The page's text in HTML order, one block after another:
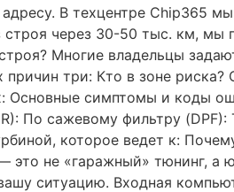
В техцентре Chip365
через 30-50 тыс. км, мы
Многие владельцы
три: Кто в зоне
Основные симптомы и коды
По сажевому фильтру (DPF):
которое ведет к:
не «гаражный» тюнинг, а
ситуацию. Входная